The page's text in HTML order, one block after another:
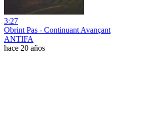
3:27
Obrint Pas - Continuant Avançant
ANTIFA
hace 20 años